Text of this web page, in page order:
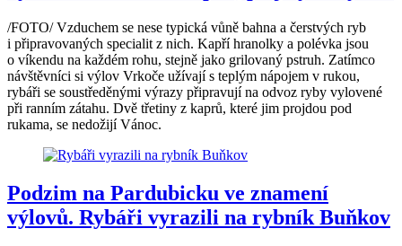
/FOTO/ Vzduchem se nese typická vůně bahna a čerstvých ryb
i připravovaných specialit z nich. Kapří hranolky a polévka jsou
o víkendu na každém rohu, stejně jako grilovaný pstruh. Zatímco
návštěvníci si výlov Vrkoče užívají s teplým nápojem v rukou,
rybáři se soustředěnými výrazy připravují na odvoz ryby vylovené
při ranním zátahu. Dvě třetiny z kaprů, které jim projdou pod
rukama, se nedožijí Vánoc.
Podzim na Pardubicku ve znamení
výlovů. Rybáři vyrazili na rybník Buňkov